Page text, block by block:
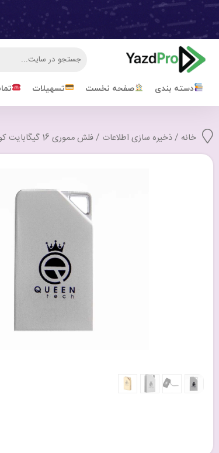
دسته بندی صفحه نخست تسهیلات
خانه /ذخیره سازی اطلاعات / فلش مموری 16 گیگابایت کویین تک مدل Queen Tech Angle با گارانتی مادام العمر شرکتی